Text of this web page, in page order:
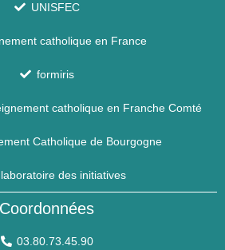
UNISFEC
catholique en France
formiris
catholique en Franche Comté
Catholique de Bourgogne
des initiatives
Coordonnées
03.80.73.45.90